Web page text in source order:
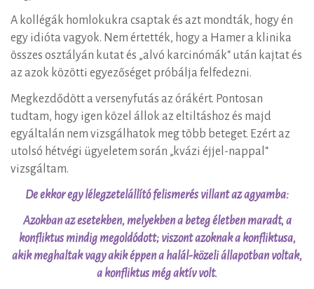
A kollégák homlokukra csaptak és azt mondták, hogy én
egy idióta vagyok. Nem értették, hogy a Hamer a klinika
összes osztályán kutat és „alvó karcinómák“ után kajtat és
az azok közötti egyezőséget próbálja felfedezni.
Megkezdődött a versenyfutás az órákért. Pontosan
tudtam, hogy igen közel állok az eltiltáshoz és majd
egyáltalán nem vizsgálhatok meg több beteget. Ezért az
utolsó hétvégi ügyeletem során „kvázi éjjel-nappal“
vizsgáltam.
De ekkor egy lélegzetelállító felismerés villant az agyamba:
Azokban az esetekben, melyekben a beteg életben maradt, a
konfliktus mindig megoldódott; viszont azoknak a konfliktusa,
akik meghaltak vagy akik éppen a halál-közeli állapotban voltak,
a konfliktus még aktív volt.